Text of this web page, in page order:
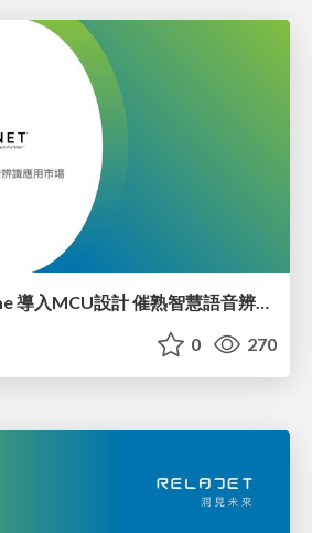
20180918-Digitime 導入MCU設計 催熟智慧語音辨識應用市場
0 270